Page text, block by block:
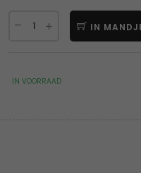
IN
IN VOORRAAD